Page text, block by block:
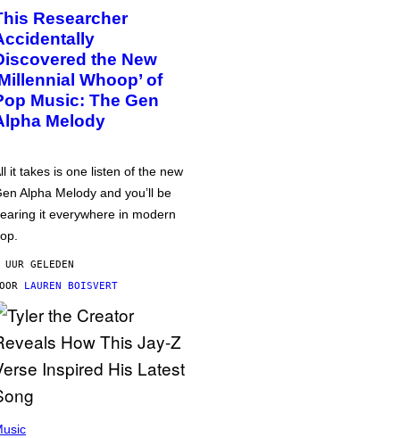
Researcher
the New
Whoop’ of
Music: The Gen
Melody
it takes is one listen of the new
Alpha Melody and you’ll be
it everywhere in modern
GELEDEN
LAUREN BOISVERT